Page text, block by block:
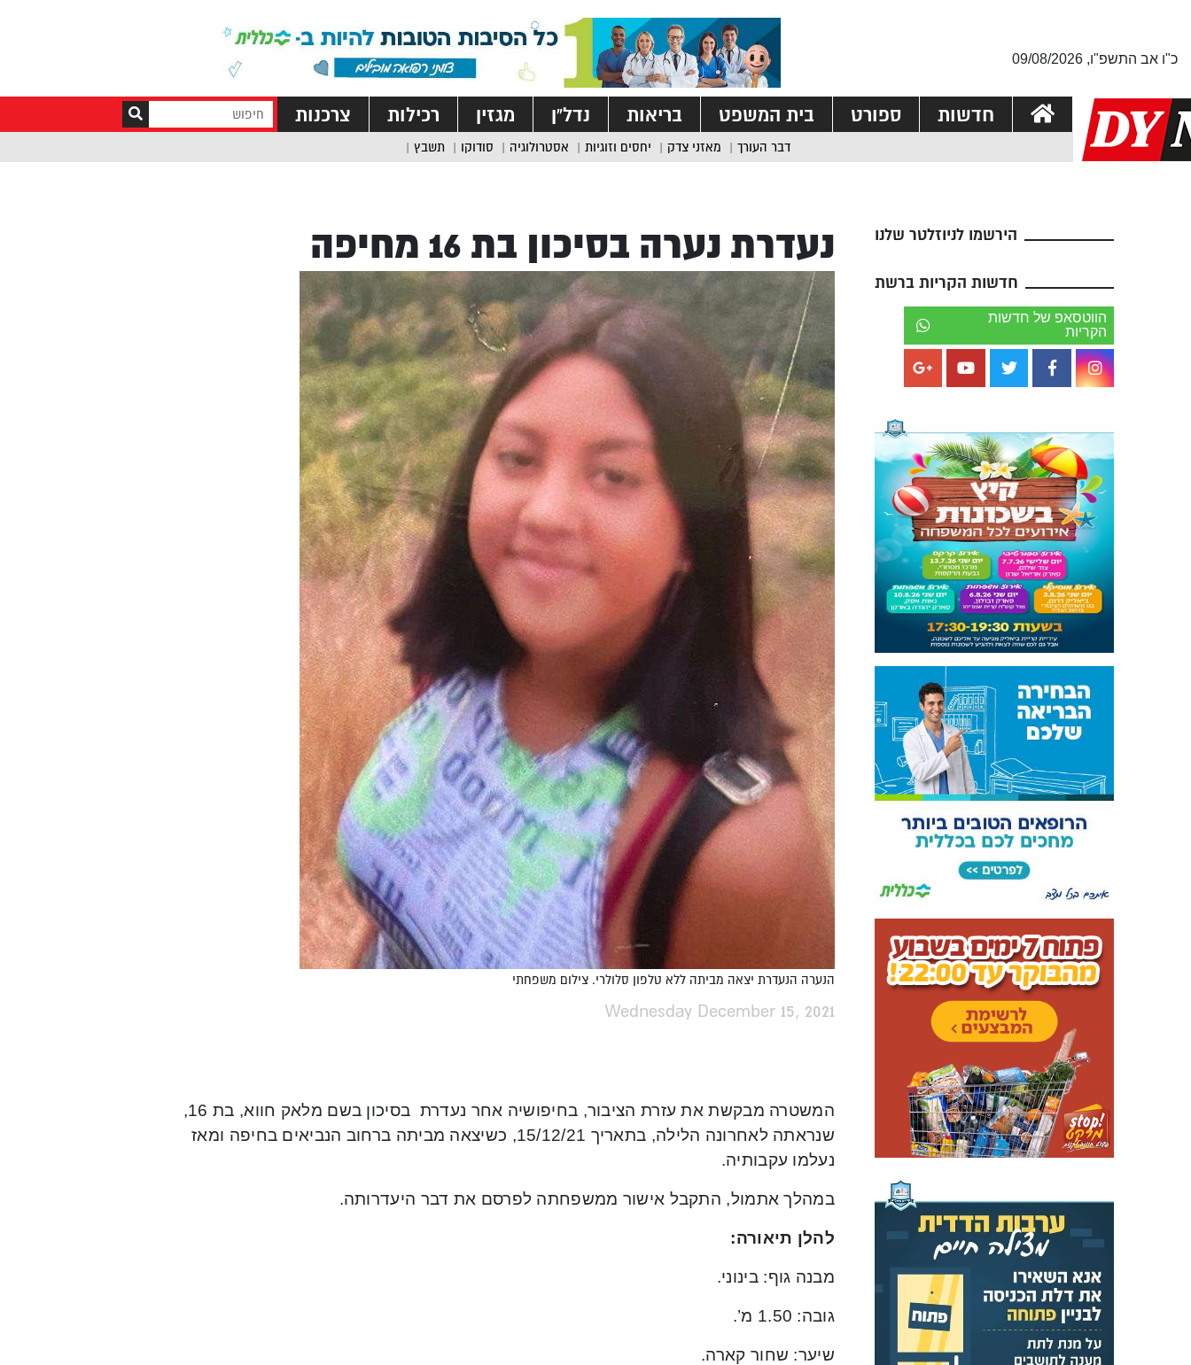
כ"ו אב התשפ"ו, 09/08/2026
חדשות ספורט בית המשפט בריאות נדל”ן מגזין רכילות צרכנות
דבר העורך מאזני צדק יחסים וזוגיות אסטרולוגיה סודוקו תשבץ
הירשמו לניוזלטר שלנו
חדשות הקריות ברשת
הווטסאפ של חדשות
הקריות
נעדרת נערה בסיכון בת 16 מחיפה
הנערה הנעדרת יצאה מביתה ללא טלפון סלולרי. צילום משפחתי
Wednesday December 15, 2021
המשטרה מבקשת את עזרת הציבור, בחיפושיה אחר נעדרת בסיכון בשם מלאק חווא, בת 16,
שנראתה לאחרונה הלילה, בתאריך 15/12/21, כשיצאה מביתה ברחוב הנביאים בחיפה ומאז
נעלמו עקבותיה.
במהלך אתמול, התקבל אישור ממשפחתה לפרסם את דבר היעדרותה.
להלן תיאורה:
מבנה גוף: בינוני.
גובה: 1.50 מ’.
שיער: שחור קארה.